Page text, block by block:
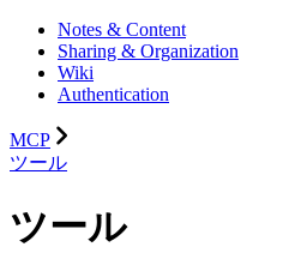
Notes & Content
Sharing & Organization
Wiki
Authentication
MCP
ツール
ツール